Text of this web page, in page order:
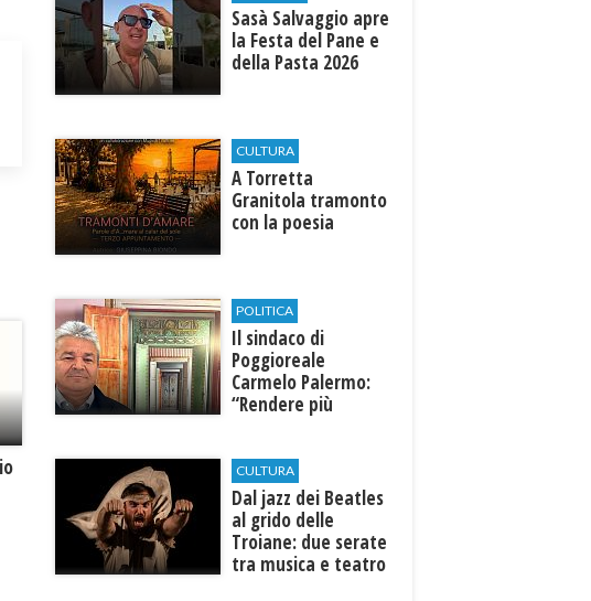
Sasà Salvaggio apre
la Festa del Pane e
della Pasta 2026
CULTURA
​A Torretta
Granitola tramonto
con la poesia
POLITICA
Il sindaco di
Poggioreale
Carmelo Palermo:
“Rendere più
Castelvetrano."
CULTURA
Dal jazz dei Beatles
al grido delle
Troiane: due serate
tra musica e teatro